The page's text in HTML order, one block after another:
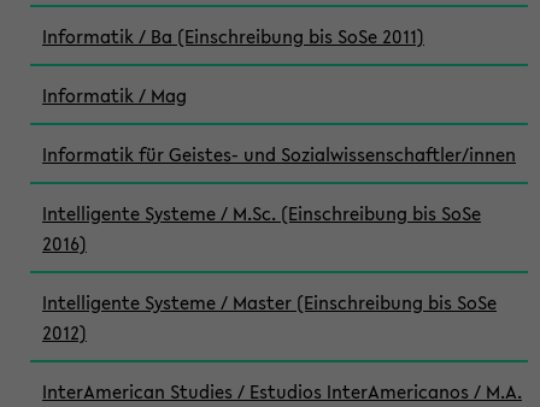
Informatik / Ba (Einschreibung bis SoSe 2011)
Informatik / Mag
Informatik für Geistes- und Sozialwissenschaftler/innen
Intelligente Systeme / M.Sc. (Einschreibung bis SoSe
2016)
Intelligente Systeme / Master (Einschreibung bis SoSe
2012)
InterAmerican Studies / Estudios InterAmericanos / M.A.